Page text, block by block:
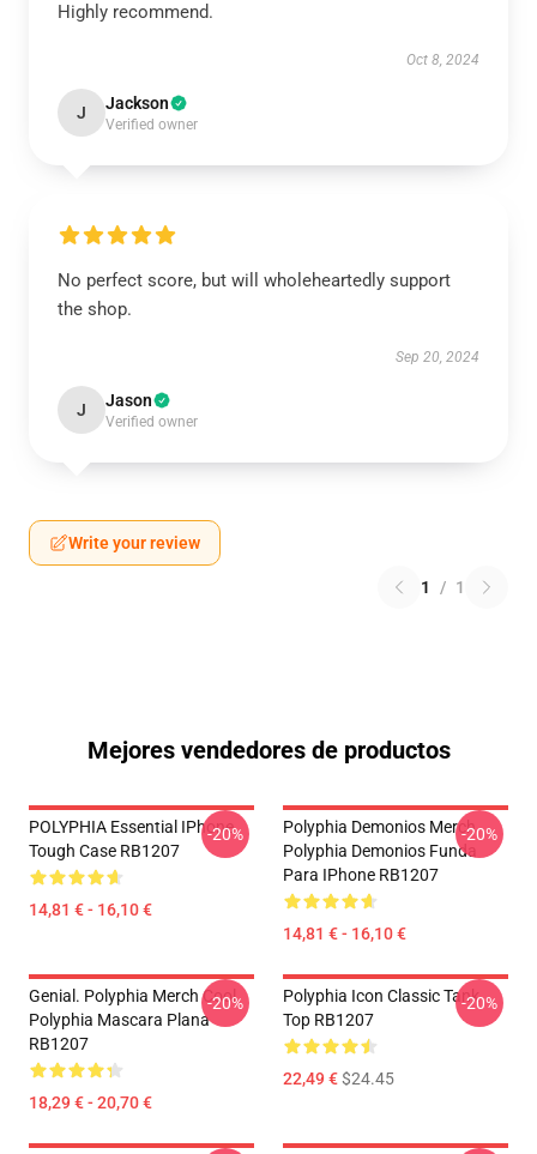
Highly recommend.
Oct 8, 2024
J Jackson
Verified owner
No perfect score, but will wholeheartedly support
the shop.
Sep 20, 2024
J Jason
Verified owner
Write your review
1 / 1
Mejores vendedores de productos
POLYPHIA Essential IPhone
Tough Case RB1207
14,81 € - 16,10 €
-20%
Polyphia Demonios Merch
Polyphia Demonios Funda
Para IPhone RB1207
14,81 € - 16,10 €
-20%
Genial. Polyphia Merch Cool
Polyphia Mascara Plana
RB1207
18,29 € - 20,70 €
-20%
Polyphia Icon Classic Tank
Top RB1207
22,49 €$24.45
-20%